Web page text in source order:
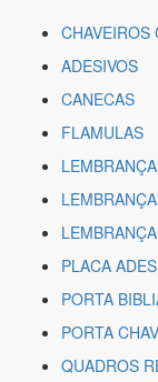
CHAVEIROS
ADESIVOS
CANECAS
FLAMULAS
PLACA
PORTA
PORTA
QUADROS